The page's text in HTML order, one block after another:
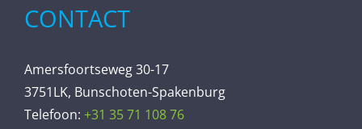
CONTACT
Amersfoortseweg 30-17
3751LK, Bunschoten-Spakenburg
Telefoon: +31 35 71 108 76